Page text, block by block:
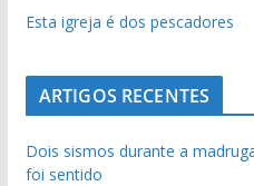
Esta igreja é dos pescadores
ARTIGOS RECENTES
Dois sismos durante a
foi sentido